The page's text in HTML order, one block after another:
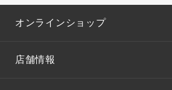
オンラインショップ
店舗情報